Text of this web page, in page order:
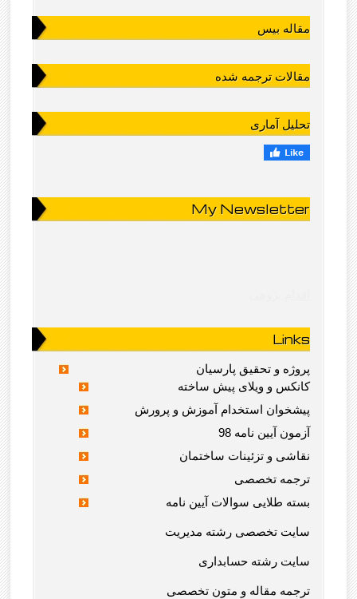
مقاله بیس
مقالات ترجمه شده
تحلیل آماری
My Newsletter
Links
پروژه و تحقیق پارسیان
کانکس و ویلای پیش ساخته
پیشخوان استخدام آموزش و پرورش
آزمون آیین نامه 98
نقاشی و تزئینات ساختمان
ترجمه تخصصی
بسته طلایی سوالات آیین نامه
سایت تخصصی رشته مدیریت
سایت رشته حسابداری
ترجمه مقاله و متون تخصصی